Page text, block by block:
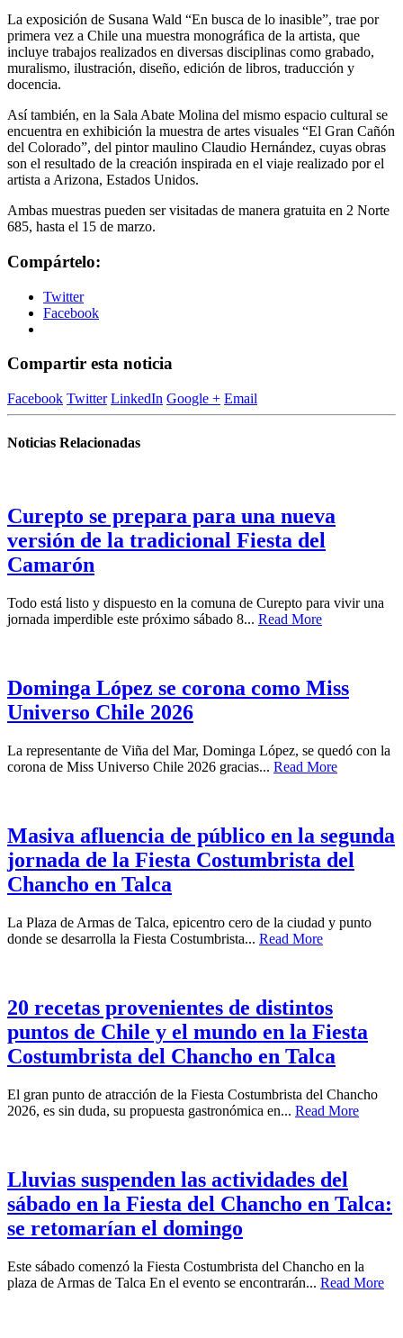
La exposición de Susana Wald “En busca de lo inasible”, trae por
primera vez a Chile una muestra monográfica de la artista, que
incluye trabajos realizados en diversas disciplinas como grabado,
muralismo, ilustración, diseño, edición de libros, traducción y
docencia.
Así también, en la Sala Abate Molina del mismo espacio cultural se
encuentra en exhibición la muestra de artes visuales “El Gran Cañón
del Colorado”, del pintor maulino Claudio Hernández, cuyas obras
son el resultado de la creación inspirada en el viaje realizado por el
artista a Arizona, Estados Unidos.
Ambas muestras pueden ser visitadas de manera gratuita en 2 Norte
685, hasta el 15 de marzo.
Compártelo:
Twitter
Facebook
Compartir esta noticia
Facebook Twitter LinkedIn Google + Email
Noticias Relacionadas
Curepto se prepara para una nueva
versión de la tradicional Fiesta del
Camarón
Todo está listo y dispuesto en la comuna de Curepto para vivir una
jornada imperdible este próximo sábado 8... Read More
Dominga López se corona como Miss
Universo Chile 2026
La representante de Viña del Mar, Dominga López, se quedó con la
corona de Miss Universo Chile 2026 gracias... Read More
Masiva afluencia de público en la segunda
jornada de la Fiesta Costumbrista del
Chancho en Talca
La Plaza de Armas de Talca, epicentro cero de la ciudad y punto
donde se desarrolla la Fiesta Costumbrista... Read More
20 recetas provenientes de distintos
puntos de Chile y el mundo en la Fiesta
Costumbrista del Chancho en Talca
El gran punto de atracción de la Fiesta Costumbrista del Chancho
2026, es sin duda, su propuesta gastronómica en... Read More
Lluvias suspenden las actividades del
sábado en la Fiesta del Chancho en Talca:
se retomarían el domingo
Este sábado comenzó la Fiesta Costumbrista del Chancho en la
plaza de Armas de Talca En el evento se encontrarán... Read More